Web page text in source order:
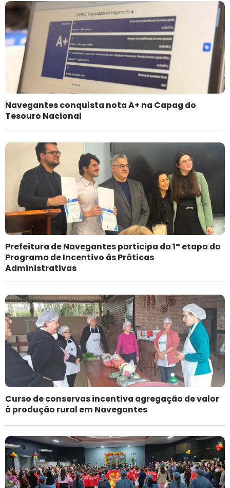
Navegantes conquista nota A+ na Capag do
Tesouro Nacional
Prefeitura de Navegantes participa da 1ª etapa do
Programa de Incentivo às Práticas
Administrativas
Curso de conservas incentiva agregação de valor
à produção rural em Navegantes